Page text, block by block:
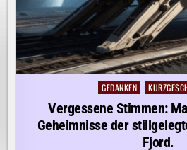
Posted
GEDANKEN
Vergessene Stimmen:
Geheimnisse der
Fjord.